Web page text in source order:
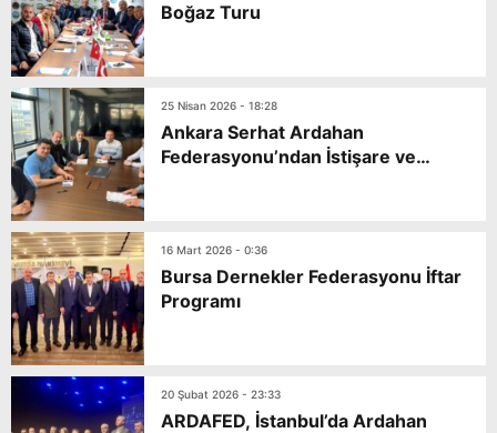
Boğaz Turu
25 Nisan 2026 - 18:28
Ankara Serhat Ardahan
Federasyonu’ndan İstişare ve
16 Mart 2026 - 0:36
Bursa Dernekler Federasyonu İftar
Programı
20 Şubat 2026 - 23:33
ARDAFED, İstanbul’da Ardahan